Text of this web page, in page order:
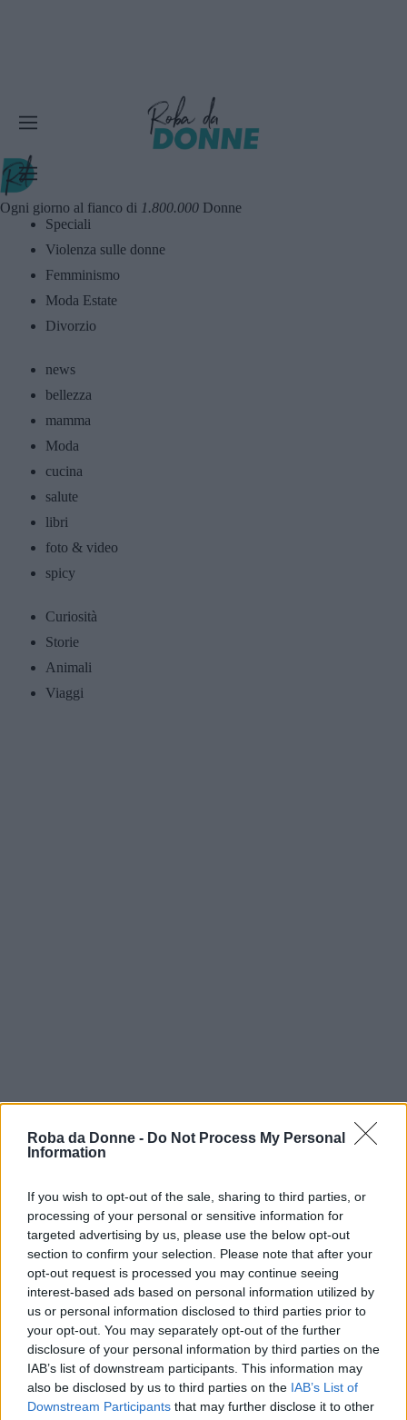
Roba da Donne - Do Not Process My Personal
Information
If you wish to opt-out of the sale, sharing to third parties, or
processing of your personal or sensitive information for
targeted advertising by us, please use the below opt-out
section to confirm your selection. Please note that after your
opt-out request is processed you may continue seeing
interest-based ads based on personal information utilized by
us or personal information disclosed to third parties prior to
your opt-out. You may separately opt-out of the further
disclosure of your personal information by third parties on the
IAB’s list of downstream participants. This information may
also be disclosed by us to third parties on the IAB’s List of
Downstream Participants that may further disclose it to other
Ogni giorno al fianco di 1.800.000 Donne
Speciali
Violenza sulle donne
Femminismo
Moda Estate
Divorzio
news
bellezza
mamma
Moda
cucina
salute
libri
foto & video
spicy
Curiosità
Storie
Animali
Viaggi
Citazioni e frasi
Citazioni di Christopher Lee
Fare l'attore è diventato un sogno comune. Tutti
vogliono essere attori, ma essere un vero attore è il
lavoro più duro del mondo.
Si spendono incredibili somme di denaro per
confezionare insuccessi dove spesso recitano attori
molto giovani. Questa tendenza è molto pericolosa